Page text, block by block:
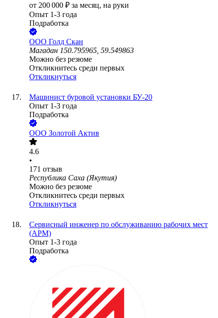
от 200 000 ₽ за месяц, на руки
Опыт 1-3 года
Подработка
ООО Голд Скан
Магадан 150.795965, 59.549863
Можно без резюме
Откликнитесь среди первых
Откликнуться
Машинист буровой установки БУ-20
Опыт 1-3 года
Подработка
ООО Золотой Актив
4.6
•
171 отзыв
Республика Саха (Якутия)
Можно без резюме
Откликнитесь среди первых
Откликнуться
Сервисный инженер по обслуживанию рабочих мест
(АРМ)
Опыт 1-3 года
Подработка